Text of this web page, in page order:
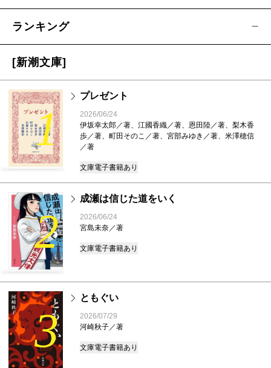
ランキング
[新潮文庫]
1
プレゼント
2026/06/24
伊坂幸太郎／著、江國香織／著、恩田陸／著、梨木香
歩／著、町田そのこ／著、宮部みゆき／著、米澤穂信
／著
文庫電子書籍あり
2
成瀬は信じた道をいく
2026/06/24
宮島未奈／著
文庫電子書籍あり
3
ともぐい
2026/07/29
河崎秋子／著
文庫電子書籍あり